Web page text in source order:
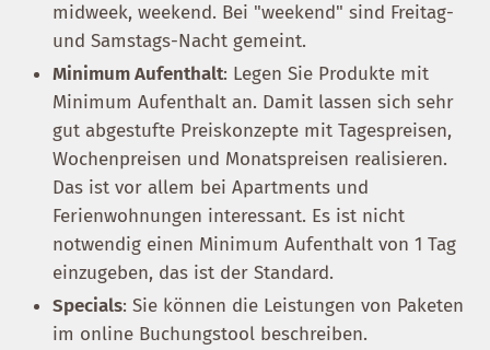
midweek, weekend. Bei "weekend" sind Freitag-
und Samstags-Nacht gemeint.
Minimum Aufenthalt: Legen Sie Produkte mit
Minimum Aufenthalt an. Damit lassen sich sehr
gut abgestufte Preiskonzepte mit Tagespreisen,
Wochenpreisen und Monatspreisen realisieren.
Das ist vor allem bei Apartments und
Ferienwohnungen interessant. Es ist nicht
notwendig einen Minimum Aufenthalt von 1 Tag
einzugeben, das ist der Standard.
Specials: Sie können die Leistungen von Paketen
im online Buchungstool beschreiben.